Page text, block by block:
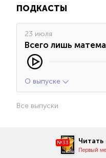
ПОДКАСТЫ
23 июля
Всего лишь
О выпуске
Все выпуски
№33 Читать
Первый